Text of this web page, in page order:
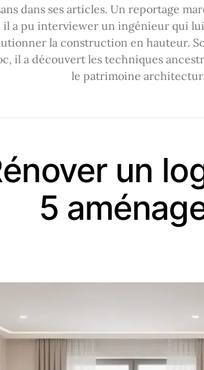
dans ses articles. Un reportage
il a pu interviewer un ingénieur qui
la construction en hauteur.
il a découvert les techniques
le patrimoine
un
5